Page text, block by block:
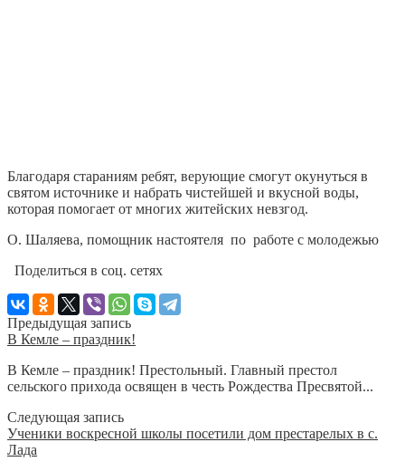
Благодаря стараниям ребят, верующие смогут окунуться в
святом источнике и набрать чистейшей и вкусной воды,
которая помогает от многих житейских невзгод.
О. Шаляева, помощник настоятеля по работе с молодежью
Поделиться в соц. сетях
Предыдущая запись
В Кемле – праздник!
В Кемле – праздник! Престольный. Главный престол
сельского прихода освящен в честь Рождества Пресвятой...
Следующая запись
Ученики воскресной школы посетили дом престарелых в с.
Лада